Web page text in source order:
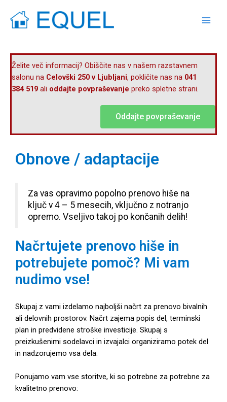
content
Želite več informacij? Obiščite nas v našem razstavnem
salonu na Celovški 250 v Ljubljani, pokličite nas na 041
384 519 ali oddajte povpraševanje preko spletne strani.
Oddajte povpraševanje
Obnove / adaptacije
Za vas opravimo popolno prenovo hiše na
ključ v 4 – 5 mesecih, vključno z notranjo
opremo. Vseljivo takoj po končanih delih!
Načrtujete prenovo hiše in
potrebujete pomoč? Mi vam
nudimo vse!
Skupaj z vami izdelamo najboljši načrt za prenovo bivalnih
ali delovnih prostorov. Načrt zajema popis del, terminski
plan in predvidene stroške investicije. Skupaj s
preizkušenimi sodelavci in izvajalci organiziramo potek del
in nadzorujemo vsa dela.
Ponujamo vam vse storitve, ki so potrebne za potrebne za
kvalitetno prenovo: